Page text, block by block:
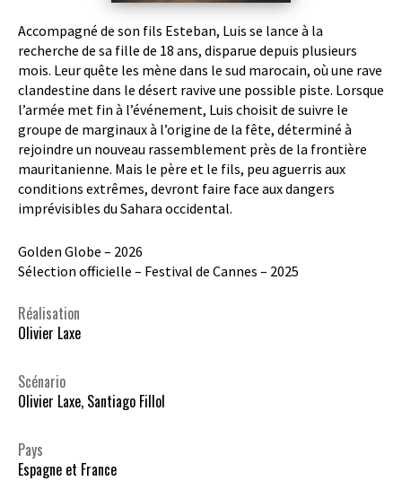
Accompagné de son fils Esteban, Luis se lance à la
recherche de sa fille de 18 ans, disparue depuis plusieurs
mois. Leur quête les mène dans le sud marocain, où une rave
clandestine dans le désert ravive une possible piste. Lorsque
l’armée met fin à l’événement, Luis choisit de suivre le
groupe de marginaux à l’origine de la fête, déterminé à
rejoindre un nouveau rassemblement près de la frontière
mauritanienne. Mais le père et le fils, peu aguerris aux
conditions extrêmes, devront faire face aux dangers
imprévisibles du Sahara occidental.
Golden Globe – 2026
Sélection officielle – Festival de Cannes – 2025
Réalisation
Olivier Laxe
Scénario
Olivier Laxe, Santiago Fillol
Pays
Espagne et France